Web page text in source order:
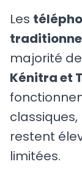
Les
majorité
Kénitra et
restent
limitées.